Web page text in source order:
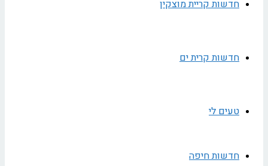
חדשות קריית מוצקין
חדשות קרית ים
טעים לי
חדשות חיפה